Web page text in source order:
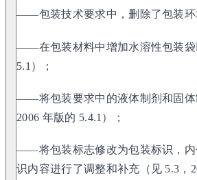
——包装技术要求中，删除了包装环
——在包装材料中增加水溶性包装袋
5.1）；
——将包装要求中的液体制剂和固体
2006 年版的 5.4.1）；
——将包装标志修改为包装标识，内
识内容进行了调整和补充（见 5.3，